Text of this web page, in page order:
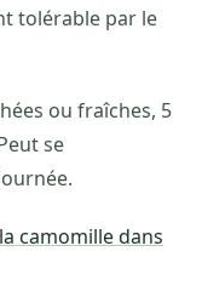
tolérable par le
ou fraîches, 5
se
camomille dans